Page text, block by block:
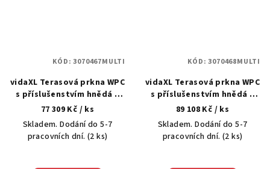
vidaXL Terasová prkna WPC
s příslušenstvím hnědá a
šedá 30 m² 2,2 m
77 309 Kč / ks
Skladem. Dodání do 5-7
pracovních dní. (2 ks)
KÓD:3070467MULTI
vidaXL Terasová prkna WPC
s příslušenstvím hnědá a
šedá 36 m² 2,2 m
89 108 Kč / ks
Skladem. Dodání do 5-7
pracovních dní. (2 ks)
KÓD:3070468MULTI